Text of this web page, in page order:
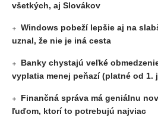
všetkých, aj Slovákov
Windows pobeží lepšie aj na
uznal, že nie je iná cesta
Banky chystajú veľké
vyplatia menej peňazí (platné od 1.
Finančná správa má geniálnu
ľuďom, ktorí to potrebujú najviac